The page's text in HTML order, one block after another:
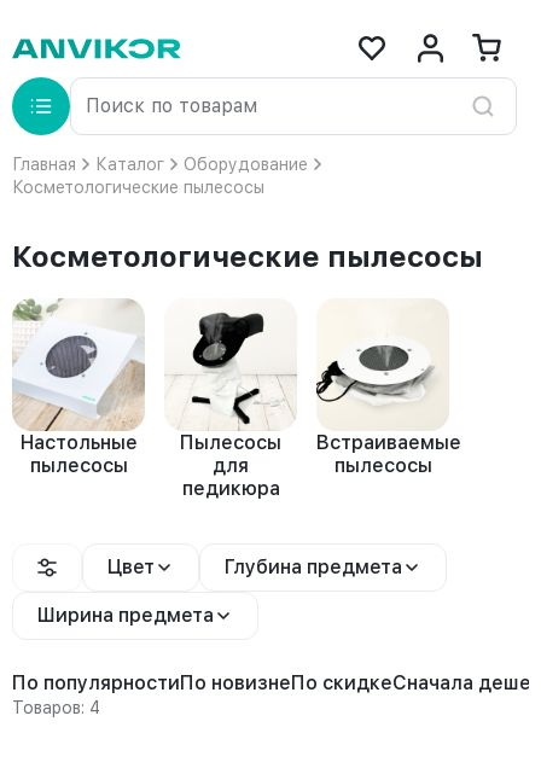
Главная Каталог
Оборудование
Косметологические пылесосы
Косметологические пылесосы
Настольные
пылесосы
Пылесосы
для
педикюра
Встраиваемые
пылесосы
Цвет Глубина предмета
Ширина предмета
По популярностиПо новизнеПо скидкеСначала
Товаров: 4